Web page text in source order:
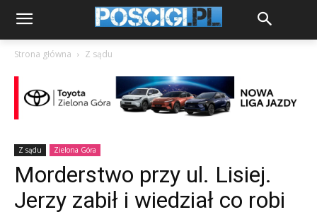
Strona główna Z sądu
Z sądu Zielona Góra
Morderstwo przy ul. Lisiej.
Jerzy zabił i wiedział co robi